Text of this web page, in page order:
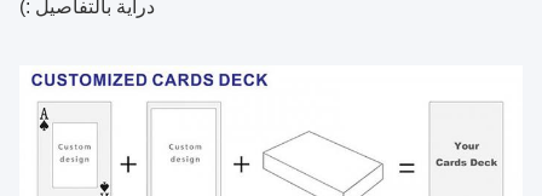
دراية بالتفاصيل :)